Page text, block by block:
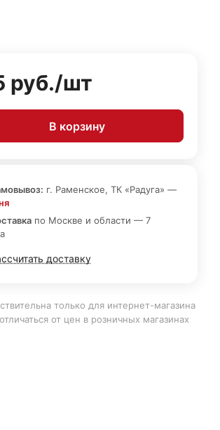
руб./шт
В корзину
г. Раменское, ТК «Радуга» —
по Москве и области — 7
доставку
только для интернет-магазина
от цен в розничных магазинах